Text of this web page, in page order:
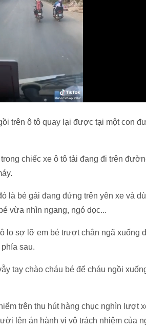
trên ô tô quay lại được tại một con
chiếc xe ô tô tải đang đi trên
là bé gái đang đứng trên yên xe và
vừa nhìn ngang, ngó dọc...
lo sợ lỡ em bé trượt chân ngã xuống
sau.
tay chào cháu bé để cháu ngồi
trên thu hút hàng chục nghìn lượt
lên án hành vi vô trách nhiệm của